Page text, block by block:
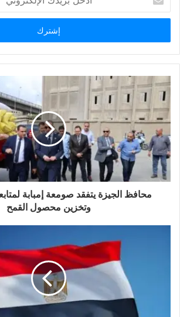
بريدك
الإلكتروني
محافظ الجيزة يتفقد صومعة إمبابة
وتخزين محصول القمح